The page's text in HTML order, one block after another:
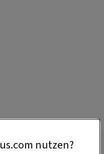
nutzen?